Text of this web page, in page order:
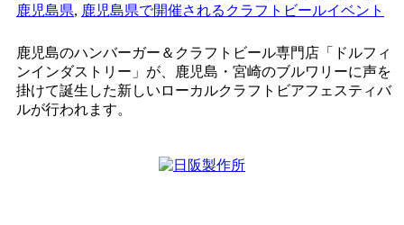
鹿児島県, 鹿児島県で開催されるクラフトビールイベント
鹿児島のハンバーガー＆クラフトビール専門店「ドルフィ
ンインダストリー」が、鹿児島・宮崎のブルワリーに声を
掛けて誕生した新しいローカルクラフトビアフェスティバ
ルが行われます。